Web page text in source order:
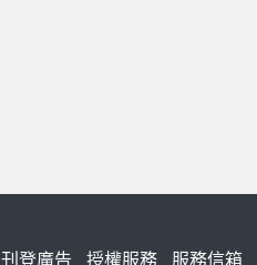
刊登廣告 授權服務 服務信箱